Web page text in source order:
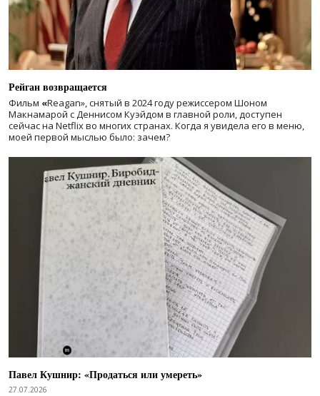
Рейган возвращается
Фильм «Reagan», снятый в 2024 годурежиссером Шоном
Макнамарой с Деннисом Куэйдом в главной роли, доступен
сейчас на Netflix во многих странах. Когда я увидела его в меню,
моей первой мыслью было: зачем?
Павел Кушнир: «Продаться или умереть»
27.07.2026